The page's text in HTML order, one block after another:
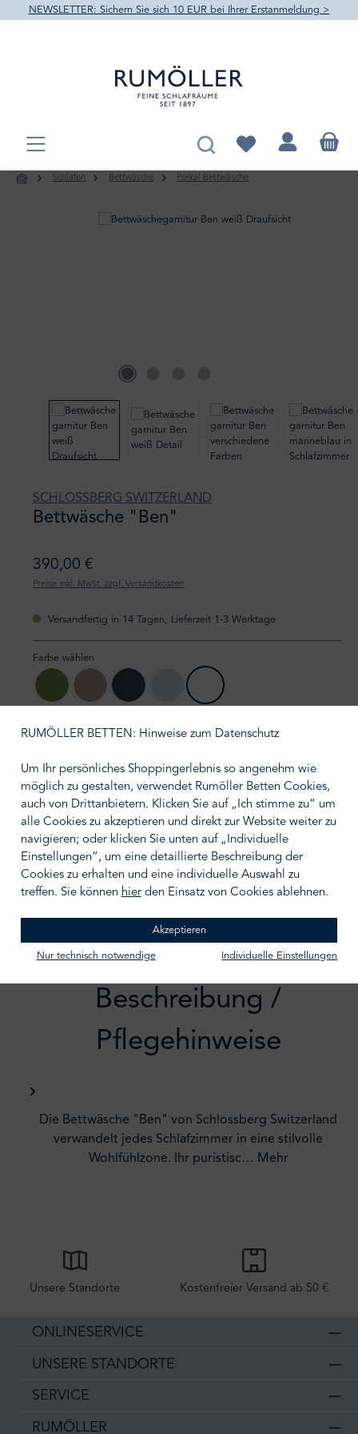
springen
NEWSLETTER: Sichern Sie sich 10 EUR bei Ihrer Erstanmeldung >
Du hast 0 Produkte
Schlafen Bettwäsche Perkal Bettwäsche
SCHLOSSBERG SWITZERLAND
Bettwäsche "Ben"
390,00 €
Preise inkl. MwSt. zzgl. Versandkosten
Versandfertig in 14 Tagen, Lieferzeit 1-3 Werktage
Farbe wählen
leaf mauve white
Größe wählenauswählen
IN DEN WARENKORB
Zum Merkzettel hinzufügen
Beschreibung /
Pflegehinweise
Die Bettwäsche "Ben" von Schlossberg Switzerland
verwandelt jedes Schlafzimmer in eine stilvolle
Wohlfühlzone. Ihr puristisc… Mehr
Unsere Standorte Kostenfreier Versand ab 50 €
ONLINESERVICE
UNSERE STANDORTE
SERVICE
RUMÖLLER
RUMÖLLER BETTEN: Hinweise zum Datenschutz
Um Ihr persönliches Shoppingerlebnis so angenehm wie
möglich zu gestalten, verwendet Rumöller Betten Cookies,
auch von Drittanbietern. Klicken Sie auf „Ich stimme zu“ um
alle Cookies zu akzeptieren und direkt zur Website weiter zu
navigieren; oder klicken Sie unten auf „Individuelle
Einstellungen“, um eine detaillierte Beschreibung der
Cookies zu erhalten und eine individuelle Auswahl zu
treffen. Sie können hierden Einsatz von Cookies ablehnen.
Akzeptieren
Nur technisch notwendige Individuelle Einstellungen